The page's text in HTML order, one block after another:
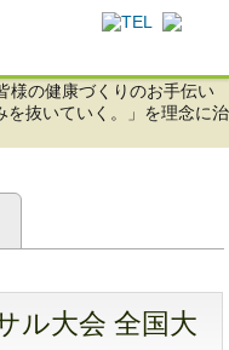
くりのお手伝いをする緑園都市
ル大会 全国大